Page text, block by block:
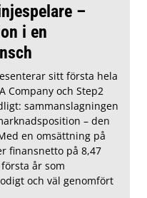
–
i en
sitt första hela
Company och Step2
sammanslagningen
– den
en omsättning på
finansnetto på 8,47
år som
och väl genomfört